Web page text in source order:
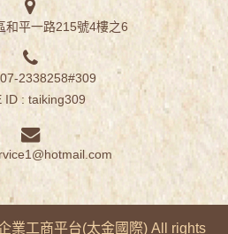
和平一路215號4樓之6
2338258#309
ID : taiking309
業工商平台(太金國際) All rights